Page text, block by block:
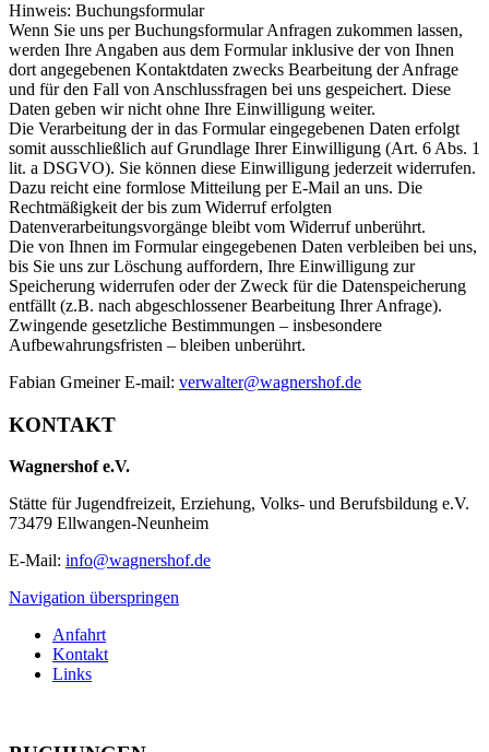
Hinweis: Buchungsformular
Wenn Sie uns per Buchungsformular Anfragen zukommen lassen,
werden Ihre Angaben aus dem Formular inklusive der von Ihnen
dort angegebenen Kontaktdaten zwecks Bearbeitung der Anfrage
und für den Fall von Anschlussfragen bei uns gespeichert. Diese
Daten geben wir nicht ohne Ihre Einwilligung weiter.
Die Verarbeitung der in das Formular eingegebenen Daten erfolgt
somit ausschließlich auf Grundlage Ihrer Einwilligung (Art. 6 Abs. 1
lit. a DSGVO). Sie können diese Einwilligung jederzeit widerrufen.
Dazu reicht eine formlose Mitteilung per E-Mail an uns. Die
Rechtmäßigkeit der bis zum Widerruf erfolgten
Datenverarbeitungsvorgänge bleibt vom Widerruf unberührt.
Die von Ihnen im Formular eingegebenen Daten verbleiben bei uns,
bis Sie uns zur Löschung auffordern, Ihre Einwilligung zur
Speicherung widerrufen oder der Zweck für die Datenspeicherung
entfällt (z.B. nach abgeschlossener Bearbeitung Ihrer Anfrage).
Zwingende gesetzliche Bestimmungen – insbesondere
Aufbewahrungsfristen – bleiben unberührt.
Fabian Gmeiner E-mail: verwalter@wagnershof.de
KONTAKT
Wagnershof e.V.
Stätte für Jugendfreizeit, Erziehung, Volks- und Berufsbildung e.V.
73479 Ellwangen-Neunheim
E-Mail: info@wagnershof.de
Navigation überspringen
Anfahrt
Kontakt
Links